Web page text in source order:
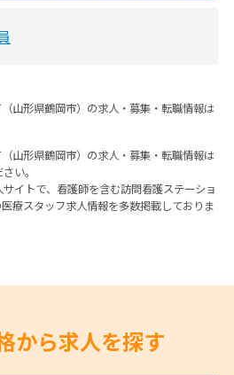
山形県鶴岡市）の求人・募集・転職情報は
山形県鶴岡市）の求人・募集・転職情報は
い。
イトで、看護師を含む訪問看護ステーショ
療スタッフ求人情報を多数掲載しておりま
から求人を探す